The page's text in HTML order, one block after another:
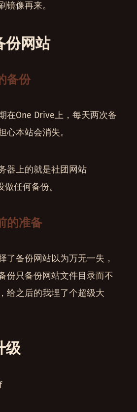
镜像再来。
份网站
备份
在One Drive上，每天两次备
心本站会消失。
器上的就是社团网站
做任何备份。
的准备
了备份网站以为万无一失，
份只备份网站文件目录而不
给之后的我埋了个超级大
级